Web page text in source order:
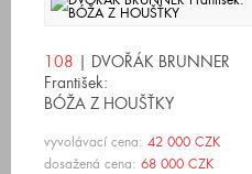
108 | DVOŘÁK BRUNNER
František:
BÓŽA Z HOUŠŤKY
vyvolávací cena: 42 000 CZK
dosažená cena: 68 000 CZK